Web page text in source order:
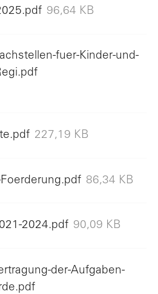
96,64 KB
fuer-Kinder-und-
227,19 KB
86,34 KB
2024.pdf 90,09 KB
der-Aufgaben-